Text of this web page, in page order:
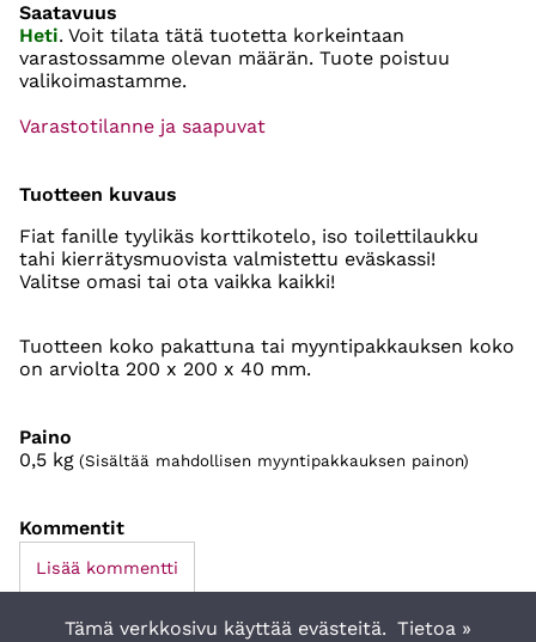
Saatavuus
Heti. Voit tilata tätä tuotetta korkeintaan
varastossamme olevan määrän. Tuote poistuu
valikoimastamme.
Varastotilanne ja saapuvat
Tuotteen kuvaus
Fiat fanille tyylikäs korttikotelo, iso toilettilaukku
tahi kierrätysmuovista valmistettu eväskassi!
Valitse omasi tai ota vaikka kaikki!
Tuotteen koko pakattuna tai myyntipakkauksen koko
on arviolta 200 x 200 x 40 mm.
Paino
0,5 kg (Sisältää mahdollisen myyntipakkauksen painon)
Kommentit
Lisää kommentti
Tämä verkkosivu käyttää evästeitä. Tietoa »